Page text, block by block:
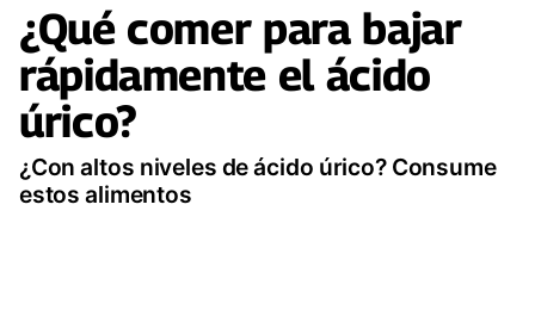
¿Qué comer para bajar
rápidamente el ácido
úrico?
¿Con altos niveles de ácido úrico? Consume
estos alimentos